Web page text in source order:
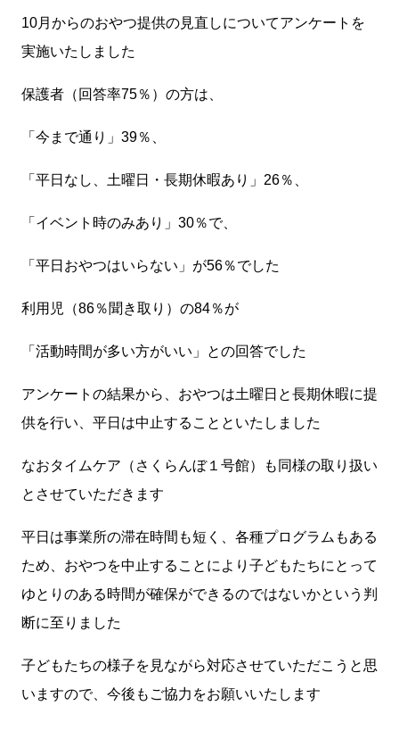
10月からのおやつ提供の見直しについてアンケートを
実施いたしました
保護者（回答率75％）の方は、
「今まで通り」39％、
「平日なし、土曜日・長期休暇あり」26％、
「イベント時のみあり」30％で、
「平日おやつはいらない」が56％でした
利用児（86％聞き取り）の84％が
「活動時間が多い方がいい」との回答でした
アンケートの結果から、おやつは土曜日と長期休暇に提
供を行い、平日は中止することといたしました
なおタイムケア（さくらんぼ１号館）も同様の取り扱い
とさせていただきます
平日は事業所の滞在時間も短く、各種プログラムもある
ため、おやつを中止することにより子どもたちにとって
ゆとりのある時間が確保ができるのではないかという判
断に至りました
子どもたちの様子を見ながら対応させていただこうと思
いますので、今後もご協力をお願いいたします